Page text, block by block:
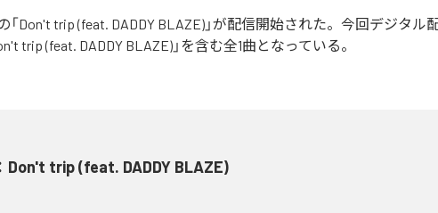
「Don't trip (feat. DADDY BLAZE)」が配信開始された。今回デジタル
trip (feat. DADDY BLAZE)」を含む全1曲となっている。
Don't trip (feat. DADDY BLAZE)